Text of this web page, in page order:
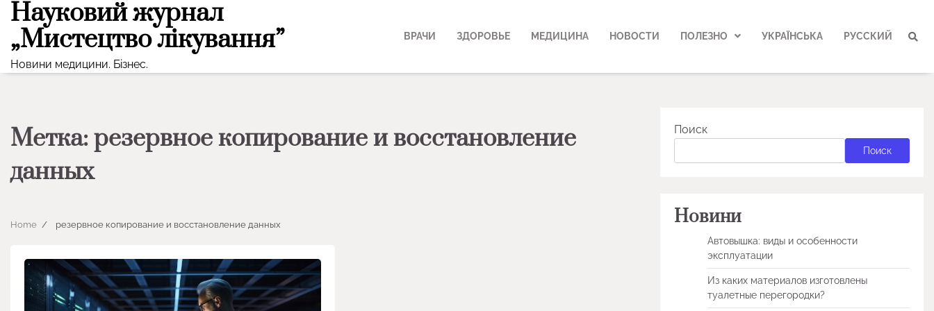
Skip
content
Науковий журнал
„Мистецтво лікування”
Новини медицини. Бізнес.
ВРАЧИ ЗДОРОВЬЕ МЕДИЦИНА НОВОСТИ ПОЛЕЗНО УКРАЇНСЬКА РУССКИЙ
Метка:резервное копирование и восстановление
данных
Home резервное копирование и восстановление данных
Поиск
Поиск
Новини
Автовышка: виды и особенности
эксплуатации
Из каких материалов изготовлены
туалетные перегородки?